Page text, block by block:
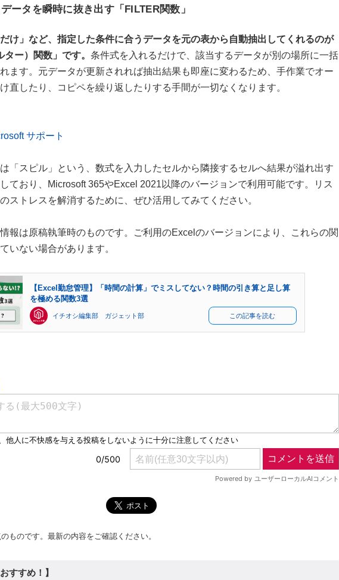
ータを瞬時に抜き出す「FILTER関数」
だけ」など、指定した条件に合うデータを元の表から自動抽出してくれるのが
ター）関数」です。 条件式を入れるだけで、該当するデータが別の場所に一括
ます。元データが更新されれば抽出結果も即座に変わるため、手作業でオー
直したり、コピペを繰り返したりする手間が一切なくなります。
サポート
「スピル」という、数式を入力したセルから隣接するセルへ結果が溢れ出す
ており、Microsoft 365やExcel 2021以降のバージョンで利用可能です。リス
ストレスを解消するために、ぜひ活用してみてください。
報は原稿執筆時のものです。ご利用のExcelのバージョンにより、これらの関
いない場合があります。
【Excel勤怠管理】「時間の計算」でミスしてない？時間の引き算と足し算
を極める関数3選
イチオシ編集部 ガジェット部 この記事を読む
ものです。最新の内容をご確認ください。
すすめ！】